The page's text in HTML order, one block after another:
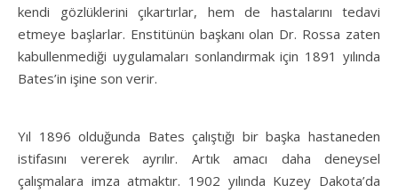
kendi gözlüklerini çıkartırlar, hem de hastalarını tedavi
etmeye başlarlar. Enstitünün başkanı olan Dr. Rossa zaten
kabullenmediği uygulamaları sonlandırmak için 1891 yılında
Bates’in işine son verir.
Yıl 1896 olduğunda Bates çalıştığı bir başka hastaneden
istifasını vererek ayrılır. Artık amacı daha deneysel
çalışmalara imza atmaktır. 1902 yılında Kuzey Dakota’da